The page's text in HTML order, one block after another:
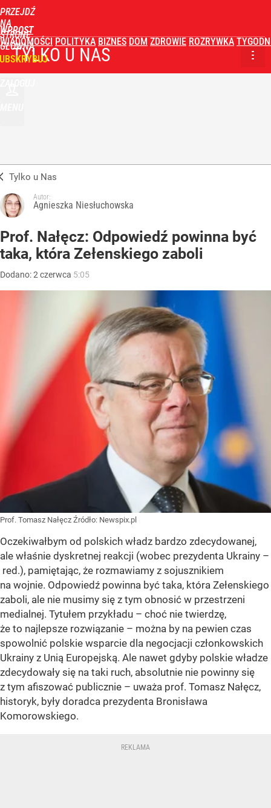
PRZEJDŹ
NA
STRONĘ
GŁÓWNĄ
WPROST
WIADOMOŚCI POLITYKA BIZNES DOM ZDROWIE ROZRYWKA
TYLKO U NAS
Tylko u Nas
Autor:
Agnieszka Niesłuchowska
Prof. Nałęcz: Odpowiedź powinna być
taka, która Zełenskiego zaboli
Dodano:2 czerwca 5:05
Prof. Tomasz Nałęcz Źródło: Newspix.pl
Oczekiwałbym od polskich władz bardzo zdecydowanej,
ale właśnie dyskretnej reakcji (wobec prezydenta Ukrainy –
red.), pamiętając, że rozmawiamy z sojusznikiem
na wojnie. Odpowiedź powinna być taka, która Zełenskiego
zaboli, ale nie musimy się z tym obnosić w przestrzeni
medialnej. Tytułem przykładu – choć nie twierdzę,
że to najlepsze rozwiązanie – można by na pewien czas
spowolnić polskie wsparcie dla negocjacji członkowskich
Ukrainy z Unią Europejską. Ale nawet gdyby polskie władze
zdecydowały się na taki ruch, absolutnie nie powinny się
z tym afiszować publicznie – uważa prof. Tomasz Nałęcz,
historyk, były doradca prezydenta Bronisława
Komorowskiego.